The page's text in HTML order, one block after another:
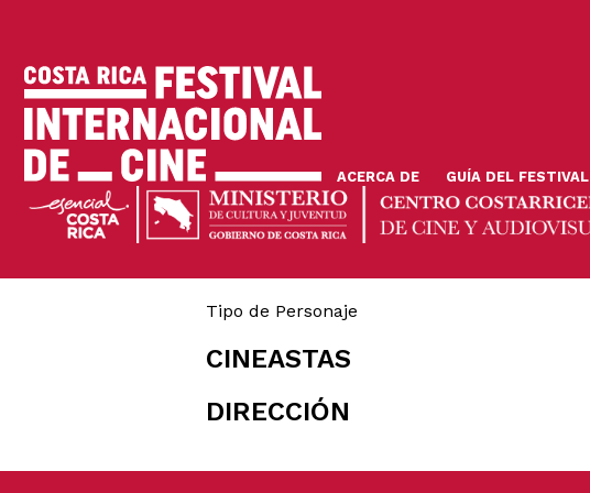
principal
ACERCA DE GUÍA DEL FESTIVAL
Tipo de Personaje
CINEASTAS
DIRECCIÓN